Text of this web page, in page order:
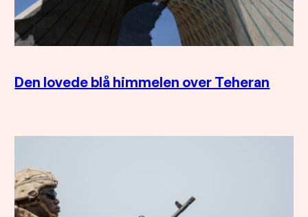
Den lovede blå himmelen over Teheran